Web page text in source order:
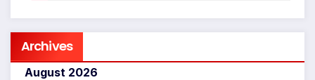
Archives
August 2026